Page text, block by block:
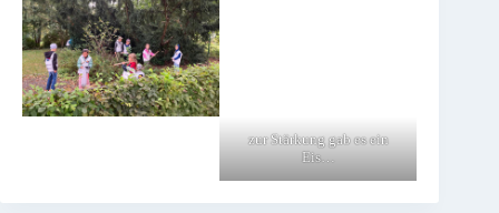
zur Stärkung gab es ein
Eis…